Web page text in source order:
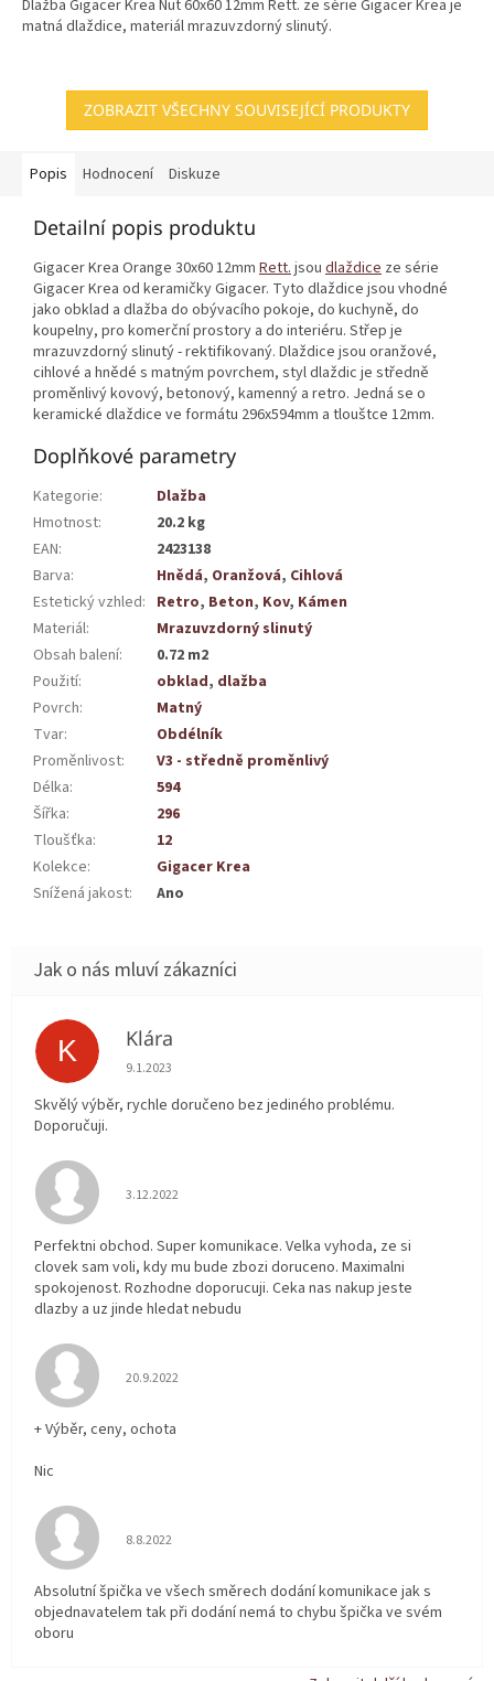
Dlažba Gigacer Krea Nut 60x60 12mm Rett. ze série Gigacer Krea je
matná dlaždice, materiál mrazuvzdorný slinutý.
ZOBRAZIT VŠECHNY SOUVISEJÍCÍ PRODUKTY
Popis Hodnocení Diskuze
Detailní popis produktu
Gigacer Krea Orange 30x60 12mm Rett. jsou dlaždice ze série
Gigacer Krea od keramičky Gigacer. Tyto dlaždice jsou vhodné
jako obklad a dlažba do obývacího pokoje, do kuchyně, do
koupelny, pro komerční prostory a do interiéru. Střep je
mrazuvzdorný slinutý - rektifikovaný. Dlaždice jsou oranžové,
cihlové a hnědé s matným povrchem, styl dlaždic je středně
proměnlivý kovový, betonový, kamenný a retro. Jedná se o
keramické dlaždice ve formátu 296x594mm a tlouštce 12mm.
Doplňkové parametry
Kategorie:
Dlažba
Hmotnost:
20.2 kg
EAN:
2423138
Barva: Hnědá, Oranžová, Cihlová
Estetický vzhled: Retro, Beton, Kov, Kámen
Materiál:
Mrazuvzdorný slinutý
Obsah balení:
0.72 m2
Použití: obklad, dlažba
Povrch:
Matný
Tvar:
Obdélník
Proměnlivost:
V3 - středně proměnlivý
Délka:
594
Šířka:
296
Tloušťka:
12
Kolekce:
Gigacer Krea
Snížená jakost: Ano
K Klára
Hodnocení obchodu je 5 z 5 hvězdiček.
9.1.2023
Skvělý výběr, rychle doručeno bez jediného problému.
Doporučuji.
Hodnocení obchodu je 5 z 5 hvězdiček.
3.12.2022
Perfektni obchod. Super komunikace. Velka vyhoda, ze si
clovek sam voli, kdy mu bude zbozi doruceno. Maximalni
spokojenost. Rozhodne doporucuji. Ceka nas nakup jeste
dlazby a uz jinde hledat nebudu
Hodnocení obchodu je 5 z 5 hvězdiček.
20.9.2022
+ Výběr, ceny, ochota
Nic
Hodnocení obchodu je 5 z 5 hvězdiček.
8.8.2022
Absolutní špička ve všech směrech dodání komunikace jak s
objednavatelem tak při dodání nemá to chybu špička ve svém
oboru